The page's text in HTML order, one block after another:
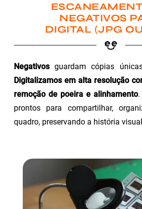
NEGATIVOS
DIGITAL (JPG
Negativosguardam cópias
Digitalizamos em alta resolução
remoção de poeira e alinhamento.
prontos para compartilhar,
quadro, preservando a história